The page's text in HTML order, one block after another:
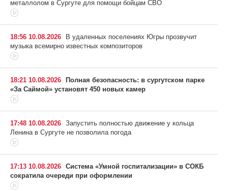
металлолом в Сургуте для помощи бойцам СВО
18:56 10.08.2026
В удаленных поселениях Югры прозвучит
музыка всемирно известных композиторов
18:21 10.08.2026
Полная безопасность: в сургутском парке
«За Саймой» установят 450 новых камер
17:48 10.08.2026 Запустить полностью движение у кольца
Ленина в Сургуте не позволила погода
17:13 10.08.2026 Система «Умной госпитализации» в СОКБ
сократила очереди при оформлении